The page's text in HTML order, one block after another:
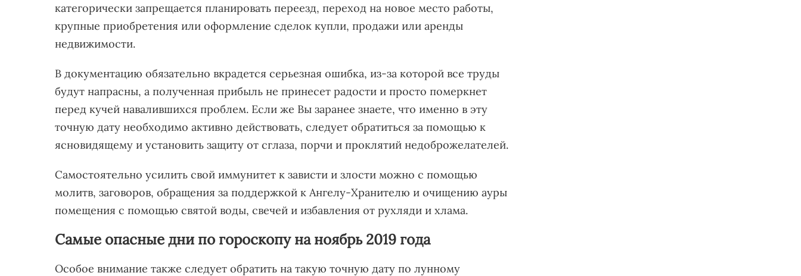
категорически запрещается планировать переезд, переход на новое место работы,
крупные приобретения или оформление сделок купли, продажи или аренды
недвижимости.
В документацию обязательно вкрадется серьезная ошибка, из-за которой все труды
будут напрасны, а полученная прибыль не принесет радости и просто померкнет
перед кучей навалившихся проблем. Если же Вы заранее знаете, что именно в эту
точную дату необходимо активно действовать, следует обратиться за помощью к
ясновидящему и установить защиту от сглаза, порчи и проклятий недоброжелателей.
Самостоятельно усилить свой иммунитет к зависти и злости можно с помощью
молитв, заговоров, обращения за поддержкой к Ангелу-Хранителю и очищению ауры
помещения с помощью святой воды, свечей и избавления от рухляди и хлама.
Самые опасные дни по гороскопу на ноябрь 2019 года
Особое внимание также следует обратить на такую точную дату по лунному